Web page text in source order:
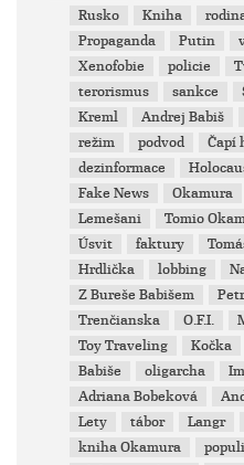
Rusko
Kniha
Propaganda
Putin
Xenofobie
policie
terorismus
sankce
Kreml
Andrej Babiš
režim
podvod Čapí
dezinformace
Fake News
Okamura
Lemešani
Tomio
Úsvit
faktury
Hrdlička
lobbing
Z Bureše Babišem
Trenčianska
O.F.I.
Toy Traveling
Kočka
Babiše
oligarcha
Adriana Bobeková
Lety
tábor Langr
kniha Okamura